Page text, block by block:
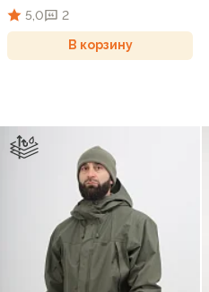
5,0
2
В корзину